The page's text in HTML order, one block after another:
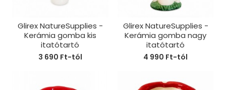
Glirex NatureSupplies -
Kerámia gomba kis
itatótartó
3 690 Ft-tól
Glirex NatureSupplies -
Kerámia gomba nagy
itatótartó
4 990 Ft-tól